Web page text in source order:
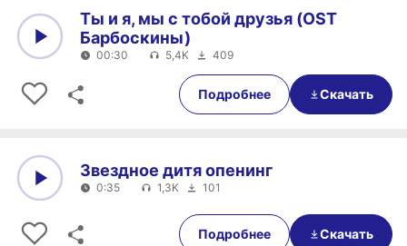
00:30
Ты и я, мы с тобой друзья (OST
Барбоскины)
00:30 5,4K 409
Подробнее Скачать
0:35
Звездное дитя опенинг
0:35 1,3K 101
Подробнее Скачать